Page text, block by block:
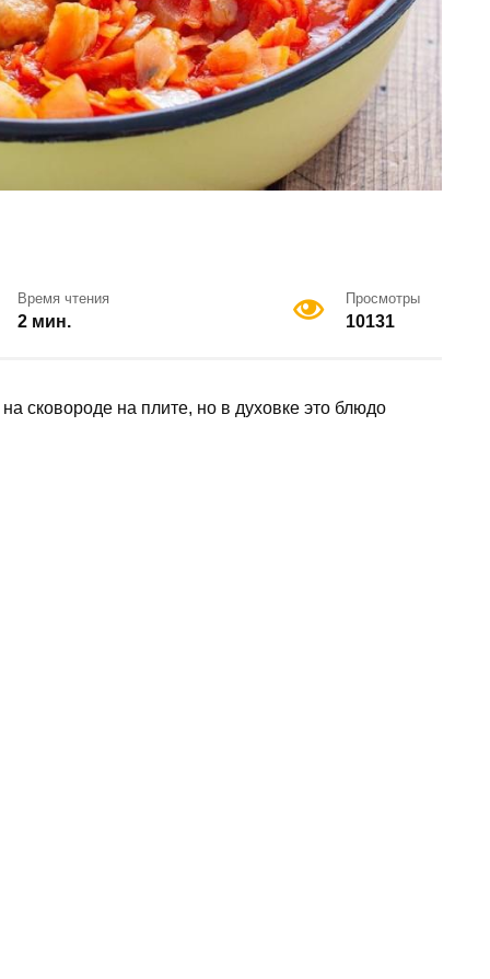
Время чтения
2 мин.
Просмотры
10131
сковороде на плите, но в духовке это блюдо